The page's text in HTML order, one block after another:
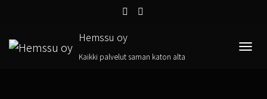
Hemssu oy
Kaikki palvelut saman katon alta